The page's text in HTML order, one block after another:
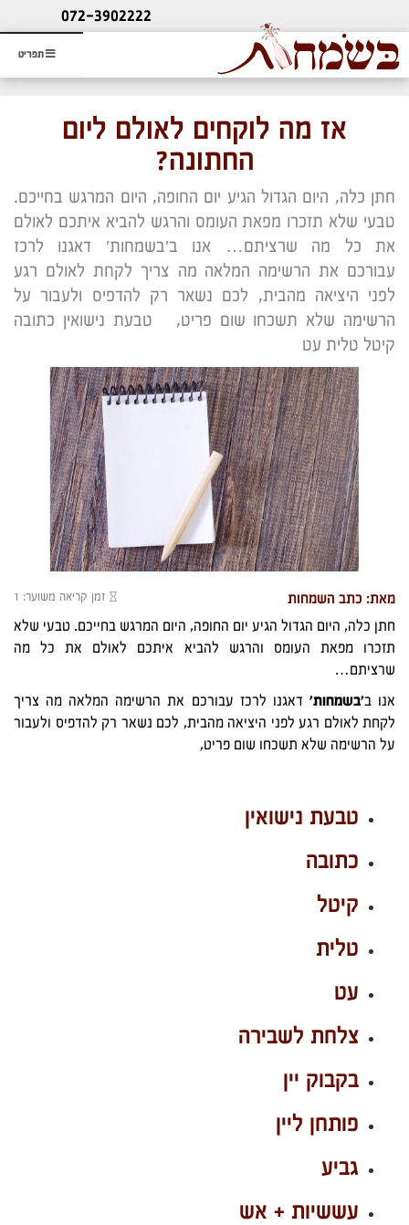
תפריט
ליעוץ חינם
והזמנת כרטיס שמחות
072-3902222
אז מה לוקחים לאולם ליום
החתונה?
חתן כלה, היום הגדול הגיע יום החופה, היום המרגש בחייכם.
טבעי שלא תזכרו מפאת העומס והרגש להביא איתכם לאולם
את כל מה שרציתם… אנו ב'בשמחות' דאגנו לרכז
עבורכם את הרשימה המלאה מה צריך לקחת לאולם רגע
לפני היציאה מהבית, לכם נשאר רק להדפיס ולעבור על
הרשימה שלא תשכחו שום פריט, טבעת נישואין כתובה
קיטל טלית עט
מאת: כתב השמחות זמן קריאה משוער: 1
חתן כלה, היום הגדול הגיע יום החופה, היום המרגש בחייכם. טבעי שלא
תזכרו מפאת העומס והרגש להביא איתכם לאולם את כל מה
שרציתם…
אנו ב'בשמחות' דאגנו לרכז עבורכם את הרשימה המלאה מה צריך
לקחת לאולם רגע לפני היציאה מהבית, לכם נשאר רק להדפיס ולעבור
על הרשימה שלא תשכחו שום פריט,
טבעת נישואין
כתובה
קיטל
טלית
עט
צלחת לשבירה
בקבוק יין
פותחן ליין
גביע
עששיות + אש